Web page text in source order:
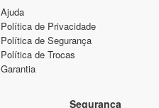
Ajuda
Política de Privacidade
Política de Segurança
Política de Trocas
Garantia
Segurança